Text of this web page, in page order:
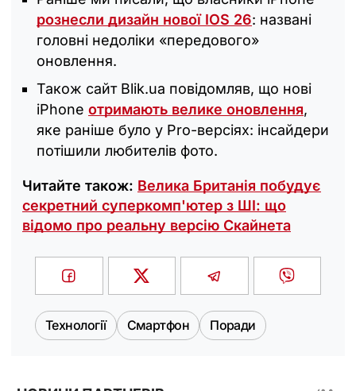
рознесли дизайн нової IOS 26: названі
головні недоліки «передового»
оновлення.
Також сайт Blik.ua повідомляв, що нові
iPhone отримають велике оновлення,
яке раніше було у Prо-версіях: інсайдери
потішили любителів фото.
Читайте також: Велика Британія побудує
секретний суперкомп'ютер з ШІ: що
відомо про реальну версію Скайнета
Технології Смартфон Поради